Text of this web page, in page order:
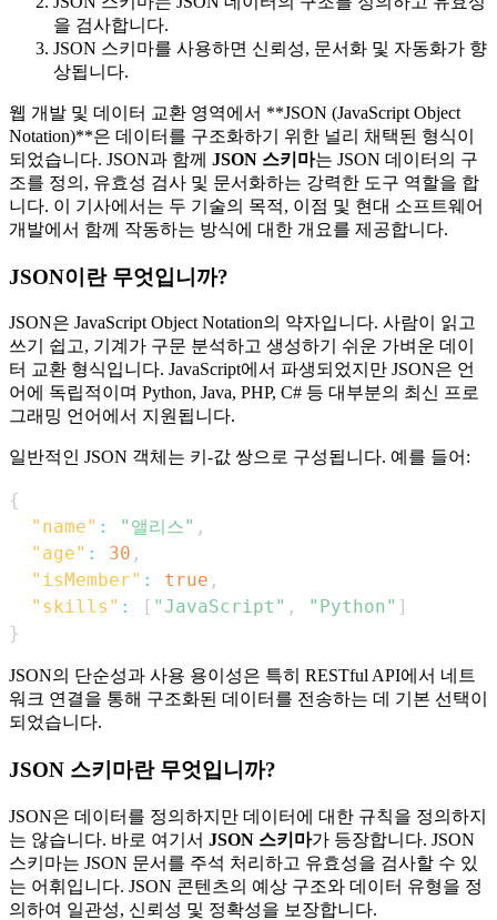
을 검사합니다.
JSON 스키마를 사용하면 신뢰성, 문서화 및 자동화가 향
상됩니다.
웹 개발 및 데이터 교환 영역에서 **JSON (JavaScript Object
Notation)**은 데이터를 구조화하기 위한 널리 채택된 형식이
되었습니다. JSON과 함께 JSON 스키마는 JSON 데이터의 구
조를 정의, 유효성 검사 및 문서화하는 강력한 도구 역할을 합
니다. 이 기사에서는 두 기술의 목적, 이점 및 현대 소프트웨어
개발에서 함께 작동하는 방식에 대한 개요를 제공합니다.
JSON이란 무엇입니까?
JSON은 JavaScript Object Notation의 약자입니다. 사람이 읽고
쓰기 쉽고, 기계가 구문 분석하고 생성하기 쉬운 가벼운 데이
터 교환 형식입니다. JavaScript에서 파생되었지만 JSON은 언
어에 독립적이며 Python, Java, PHP, C# 등 대부분의 최신 프로
그래밍 언어에서 지원됩니다.
일반적인 JSON 객체는 키-값 쌍으로 구성됩니다. 예를 들어:
{
"name" : "앨리스" ,
"age" : 30 ,
"isMember" : true ,
"skills" : [ "JavaScript" , "Python" ]
}
JSON의 단순성과 사용 용이성은 특히 RESTful API에서 네트
워크 연결을 통해 구조화된 데이터를 전송하는 데 기본 선택이
되었습니다.
JSON 스키마란 무엇입니까?
JSON은 데이터를 정의하지만 데이터에 대한 규칙을 정의하지
는 않습니다. 바로 여기서 JSON 스키마가 등장합니다. JSON
스키마는 JSON 문서를 주석 처리하고 유효성을 검사할 수 있
는 어휘입니다. JSON 콘텐츠의 예상 구조와 데이터 유형을 정
의하여 일관성, 신뢰성 및 정확성을 보장합니다.